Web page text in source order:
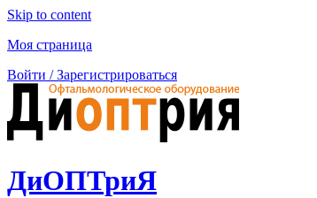
Skip to content
Моя страница
Войти / Зарегистрироваться
ДиОПТриЯ